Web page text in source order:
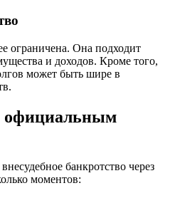
ограничена. Она подходит
и доходов. Кроме того,
может быть шире в
официальным
банкротство через
моментов: